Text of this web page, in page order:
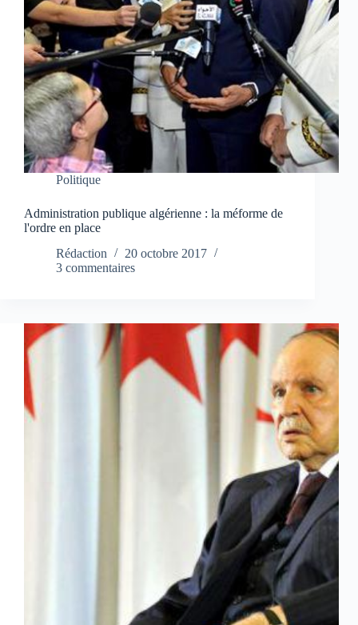
Politique
Administration publique algérienne : la méforme de
l'ordre en place
Rédaction
20 octobre 2017
3 commentaires